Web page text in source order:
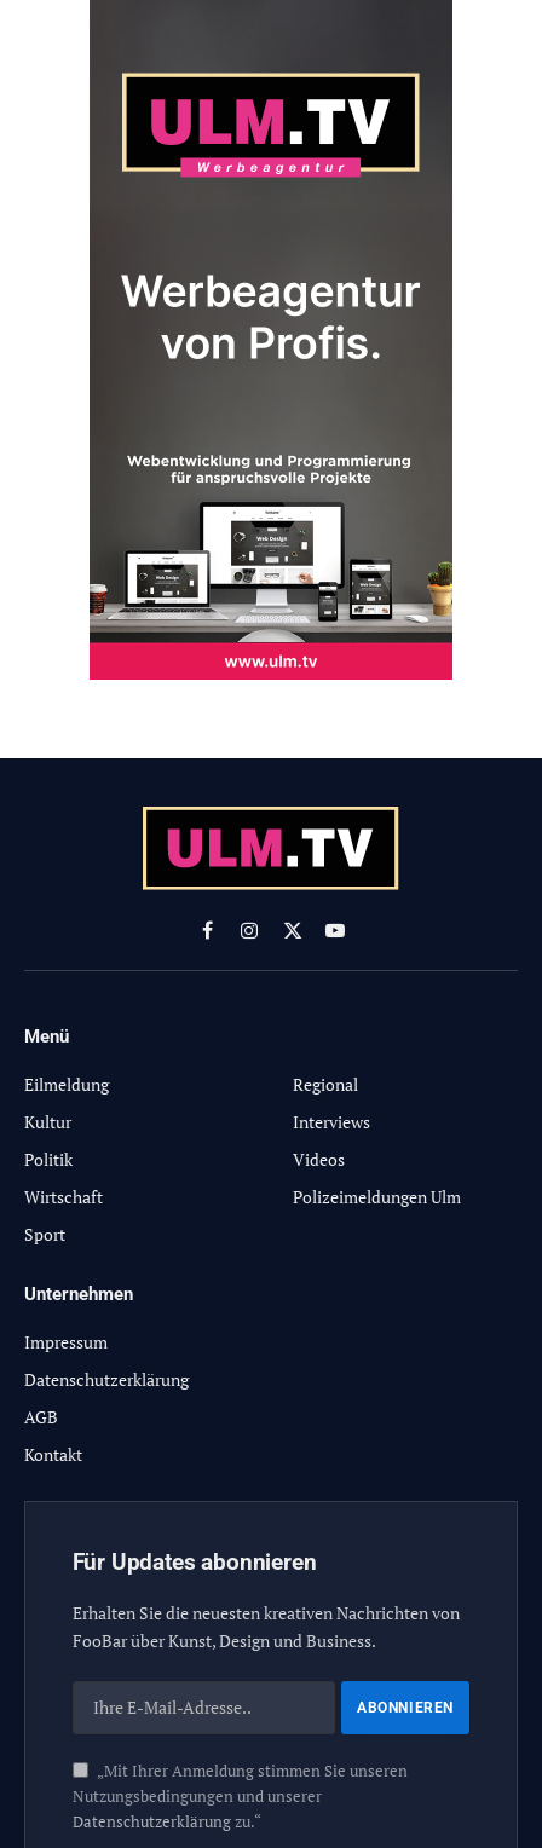
FacebookInstagram
X
(Twitter)
YouTube
Menü
Eilmeldung
Kultur
Politik
Wirtschaft
Sport
Regional
Interviews
Videos
Polizeimeldungen Ulm
Unternehmen
Impressum
Datenschutzerklärung
AGB
Kontakt
Für Updates abonnieren
Erhalten Sie die neuesten kreativen Nachrichten von
FooBar über Kunst, Design und Business.
„Mit Ihrer Anmeldung stimmen Sie unseren
Nutzungsbedingungen und unserer
Datenschutzerklärungzu.“